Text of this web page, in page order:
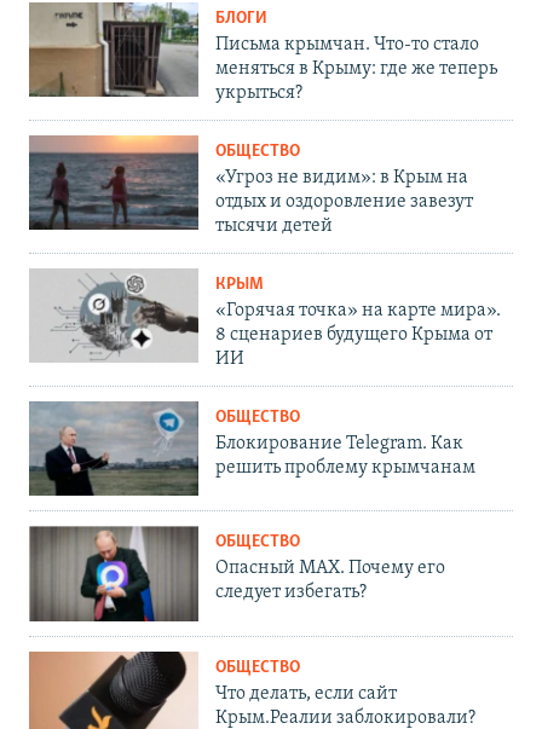
БЛОГИ
Письма крымчан. Что-то стало
меняться в Крыму: где же теперь
укрыться?
ОБЩЕСТВО
«Угроз не видим»: в Крым на
отдых и оздоровление завезут
тысячи детей
КРЫМ
«Горячая точка» на карте мира».
8 сценариев будущего Крыма от
ИИ
ОБЩЕСТВО
Блокирование Telegram. Как
решить проблему крымчанам
ОБЩЕСТВО
Опасный MAX. Почему его
следует избегать?
ОБЩЕСТВО
Что делать, если сайт
Крым.Реалии заблокировали?